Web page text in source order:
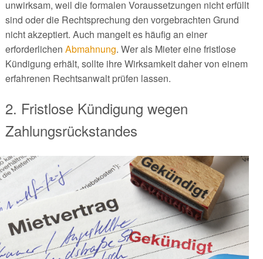
unwirksam, weil die formalen Voraussetzungen nicht erfüllt
sind oder die Rechtsprechung den vorgebrachten Grund
nicht akzeptiert. Auch mangelt es häufig an einer
erforderlichen Abmahnung. Wer als Mieter eine fristlose
Kündigung erhält, sollte ihre Wirksamkeit daher von einem
erfahrenen Rechtsanwalt prüfen lassen.
2. Fristlose Kündigung wegen
Zahlungsrückstandes